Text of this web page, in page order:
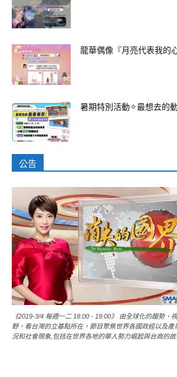
龍華偶像『月亮代表我的
暑期特別活動✧最想去的
公告
《2019-3/4 每週一二 18:00 - 19:00》 由全球化的趨勢、視
野，看台灣的立基點所在，節目聚焦世界各國政經以及產
況和社會現象,包括在世界各地的華人勢力崛起與台商的故